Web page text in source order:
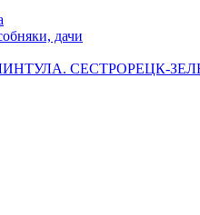
дачи
СЕСТРОРЕЦК-